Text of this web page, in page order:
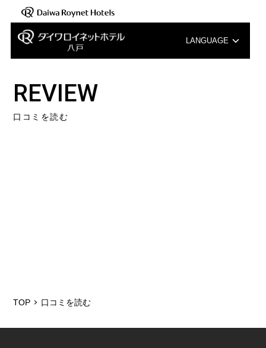
LANGUAGE
REVIEW
口コミを読む
TOP 口コミを読む